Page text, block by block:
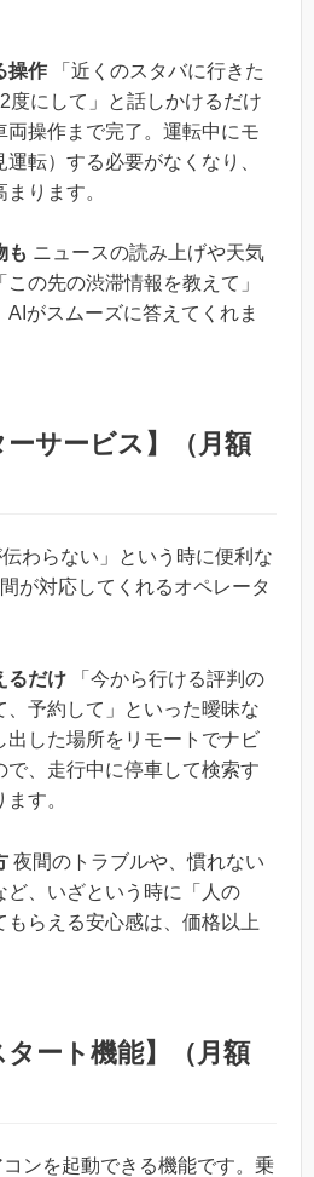
操作 「近くのスタバに行きた
度にして」と話しかけるだけ
両操作まで完了。運転中にモ
転）する必要がなくなり、
ります。
も ニュースの読み上げや天気
の先の渋滞情報を教えて」
AIがスムーズに答えてくれま
サービス】（月額
伝わらない」という時に便利な
が対応してくれるオペレータ
るだけ 「今から行ける評判の
、予約して」といった曖昧な
出した場所をリモートでナビ
で、走行中に停車して検索す
す。
夜間のトラブルや、慣れない
ど、いざという時に「人の
もらえる安心感は、価格以上
ート機能】（月額
ンを起動できる機能です。乗